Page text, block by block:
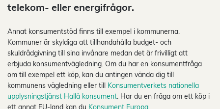
telekom- eller energifrågor.
Annat konsumentstöd finns till exempel i kommunerna.
Kommuner är skyldiga att tillhandahålla budget- och
skuldrådgivning till sina invånare medan det är frivilligt att
erbjuda konsumentvägledning. Om du har en konsumentfråga
om till exempel ett köp, kan du antingen vända dig till
kommunens vägledning eller till Konsumentverkets nationella
upplysningstjänst Hallå konsument. Har du en fråga om ett köp i
ett annat EU-land kan du Konsument Europa.